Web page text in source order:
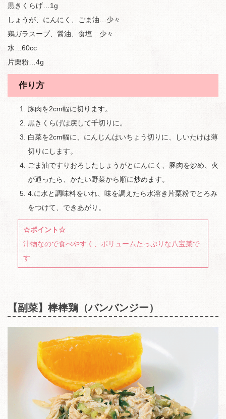
黒きくらげ…1g
しょうが、にんにく、ごま油…少々
鶏ガラスープ、醤油、食塩…少々
水…60cc
片栗粉…4g
作り方
豚肉を2cm幅に切ります。
黒きくらげは戻して千切りに。
白菜を2cm幅に、にんじんはいちょう切りに、しいたけは薄
切りにします。
ごま油ですりおろしたしょうがとにんにく、豚肉を炒め、火
が通ったら、かたい野菜から順に炒めます。
4.に水と調味料をいれ、味を調えたら水溶き片栗粉でとろみ
をつけて、できあがり。
☆ポイント☆
汁物なので食べやすく、ボリュームたっぷりな八宝菜で
す
【副菜】棒棒鶏（バンバンジー）